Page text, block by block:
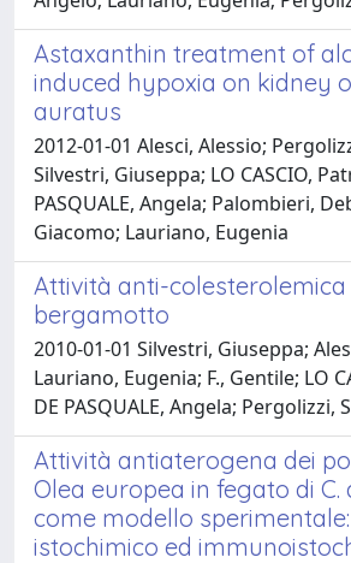
Astaxanthin treatment of
induced hypoxia on kidney
auratus
2012-01-01 Alesci, Alessio;
Silvestri, Giuseppa; LO CASCIO,
PASQUALE, Angela; Palombieri,
Giacomo; Lauriano, Eugenia
Attività anti-colesterolemica
bergamotto
2010-01-01 Silvestri, Giuseppa;
Lauriano, Eugenia; F., Gentile; LO
DE PASQUALE, Angela; Pergolizzi,
Attività antiaterogena dei
Olea europea in fegato di C.
come modello
istochimico ed